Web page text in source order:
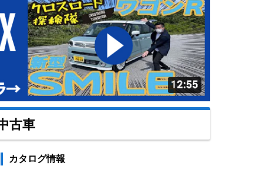
古車
カタログ情報